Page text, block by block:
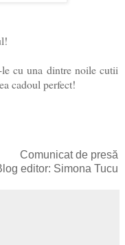
le cu una dintre noile cutii
cadoul perfect!
Comunicat de presă
editor: Simona Tucu